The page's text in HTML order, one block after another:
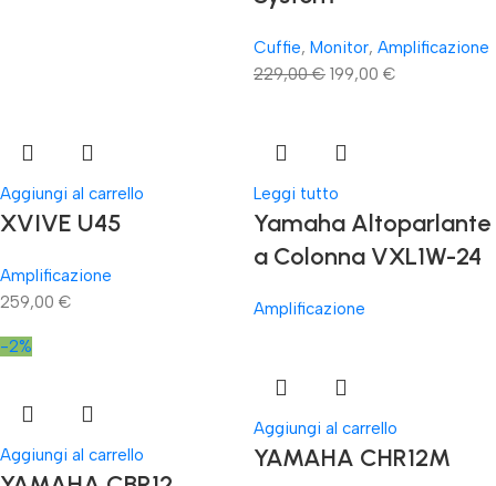
Cuffie, Monitor, Amplificazione
229,00€ 199,00 €
Aggiungi al carrello
XVIVE U45
Amplificazione
259,00 €
Leggi tutto
Yamaha Altoparlante
a Colonna VXL1W-24
Amplificazione
-2%
Aggiungi al carrello
Aggiungi al carrello
YAMAHA CHR12M